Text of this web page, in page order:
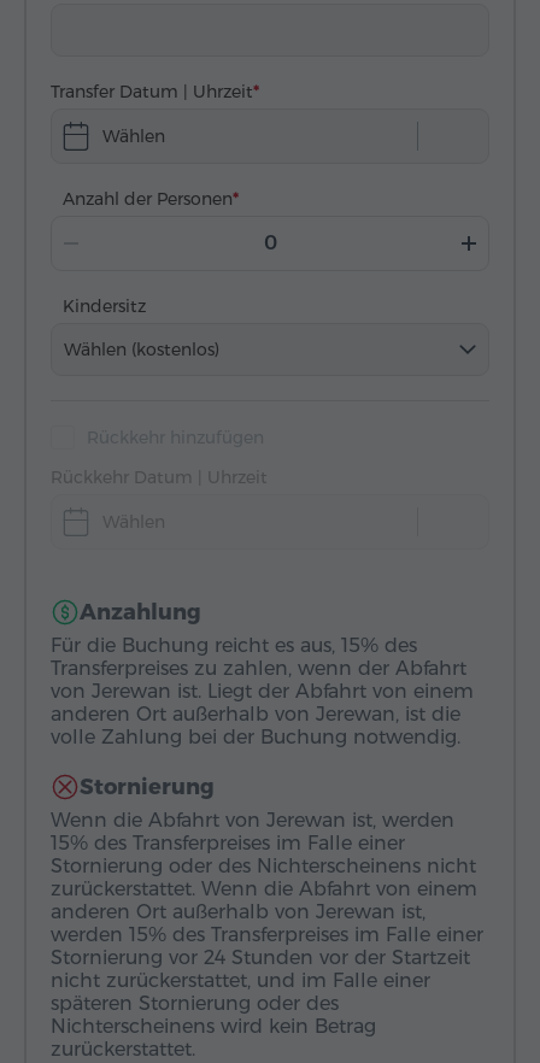
Transfer Datum | Uhrzeit
Wählen
Anzahl der Personen
Kindersitz
Wählen (kostenlos)
Rückkehr Datum | Uhrzeit
Wählen
Anzahlung
Für die Buchung reicht es aus, 15% des
Transferpreises zu zahlen, wenn der Abfahrt
von Jerewan ist. Liegt der Abfahrt von einem
anderen Ort außerhalb von Jerewan, ist die
volle Zahlung bei der Buchung notwendig.
Stornierung
Wenn die Abfahrt von Jerewan ist, werden
15% des Transferpreises im Falle einer
Stornierung oder des Nichterscheinens nicht
zurückerstattet. Wenn die Abfahrt von einem
anderen Ort außerhalb von Jerewan ist,
werden 15% des Transferpreises im Falle einer
Stornierung vor 24 Stunden vor der Startzeit
nicht zurückerstattet, und im Falle einer
späteren Stornierung oder des
Nichterscheinens wird kein Betrag
zurückerstattet.